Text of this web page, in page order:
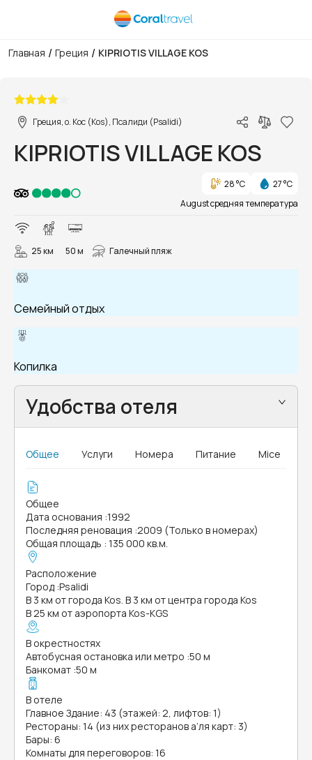
Главная / Греция / KIPRIOTIS VILLAGE KOS
Греция, о. Кос (Kos), Псалиди (Psalidi)
KIPRIOTIS VILLAGE KOS
28 °C
27 °C
August средняя температура
25 км 50 м Галечный пляж
Семейный отдых
Копилка
Удобства отеля
Общее Услуги Номера Питание Mice
Общее
Дата основания :1992
Последняя реновация :2009 (Только в номерах)
Общая площадь : 135 000 кв.м.
Расположение
Город :Psalidi
В 3 км от города Kos. В 3 км от центра города Kos
В 25 км от аэропорта Kos-KGS
В окрестностях
Автобусная остановка или метро :50 м
Банкомат :50 м
В отеле
Главное Здание: 43 (этажей: 2, лифтов: 1)
Рестораны: 14 (из них ресторанов а’ля карт: 3)
Бары: 6
Комнаты для переговоров: 16